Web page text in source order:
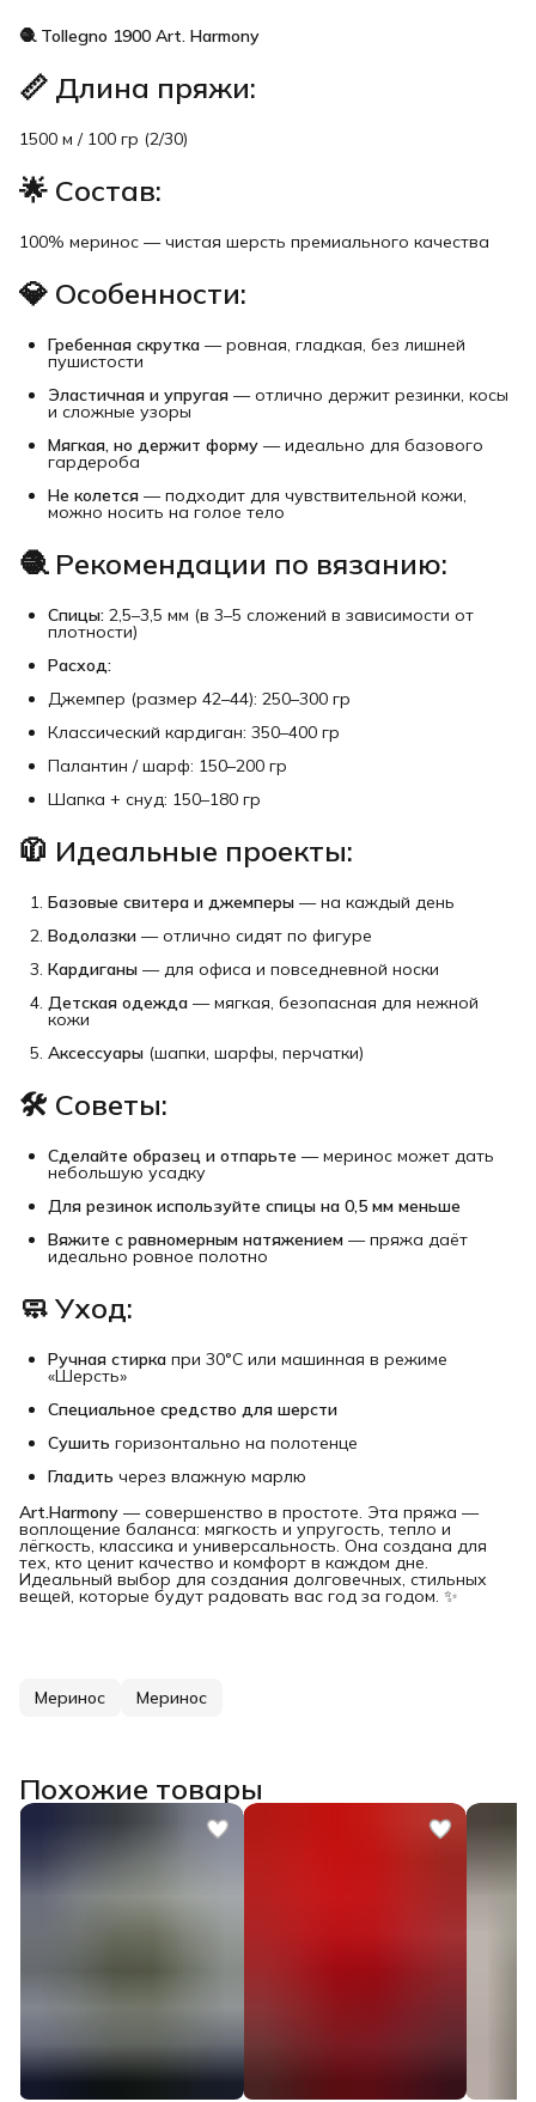
🧶 Tollegno 1900 Art. Harmony
📏 Длина пряжи:
1500 м / 100 гр (2/30)
🌟 Состав:
100% меринос — чистая шерсть премиального качества
💎 Особенности:
Гребенная скрутка — ровная, гладкая, без лишней
пушистости
Эластичная и упругая — отлично держит резинки, косы
и сложные узоры
Мягкая, но держит форму — идеально для базового
гардероба
Не колется — подходит для чувствительной кожи,
можно носить на голое тело
🧶 Рекомендации по вязанию:
Спицы: 2,5–3,5 мм (в 3–5 сложений в зависимости от
плотности)
Расход:
Джемпер (размер 42–44): 250–300 гр
Классический кардиган: 350–400 гр
Палантин / шарф: 150–200 гр
Шапка + снуд: 150–180 гр
🧥 Идеальные проекты:
Базовые свитера и джемперы — на каждый день
Водолазки — отлично сидят по фигуре
Кардиганы — для офиса и повседневной носки
Детская одежда — мягкая, безопасная для нежной
кожи
Аксессуары (шапки, шарфы, перчатки)
🛠 Советы:
Сделайте образец и отпарьте — меринос может дать
небольшую усадку
Для резинок используйте спицы на 0,5 мм меньше
Вяжите с равномерным натяжением — пряжа даёт
идеально ровное полотно
🧼 Уход:
Ручная стирка при 30°C или машинная в режиме
«Шерсть»
Специальное средство для шерсти
Сушить горизонтально на полотенце
Гладить через влажную марлю
Art.Harmony — совершенство в простоте. Эта пряжа —
воплощение баланса: мягкость и упругость, тепло и
лёгкость, классика и универсальность. Она создана для
тех, кто ценит качество и комфорт в каждом дне.
Идеальный выбор для создания долговечных, стильных
вещей, которые будут радовать вас год за годом. ✨
Меринос Меринос
Похожие товары